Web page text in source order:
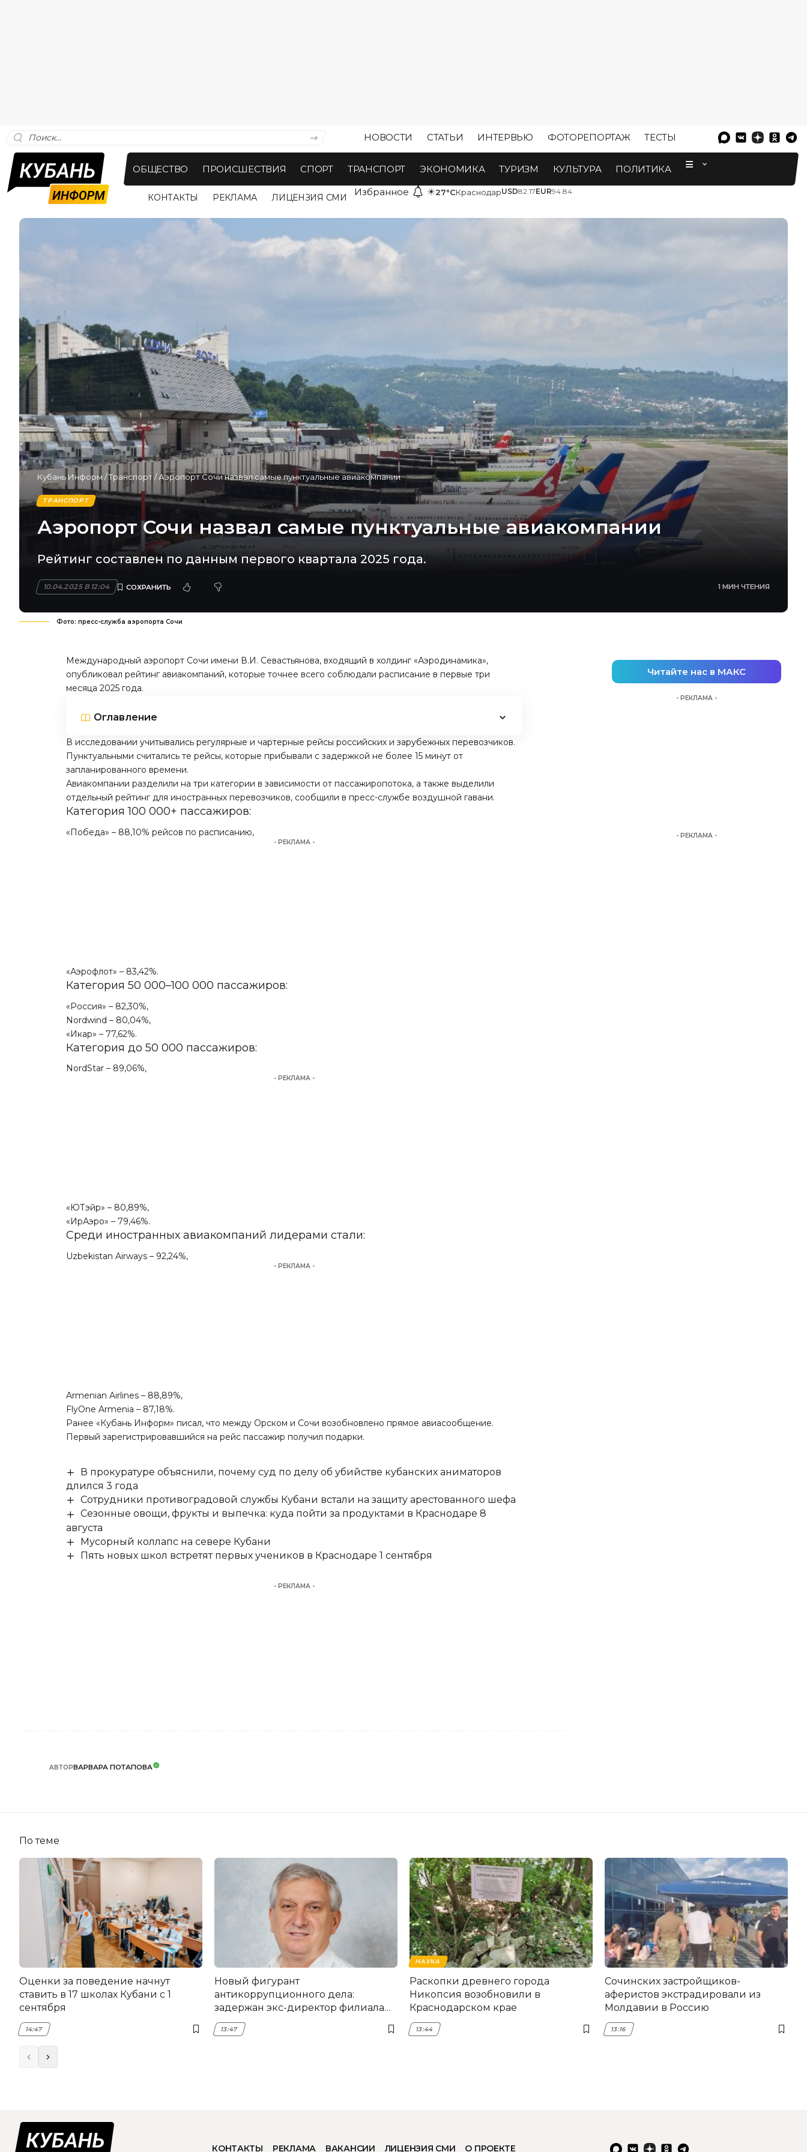
НОВОСТИ СТАТЬИ ИНТЕРВЬЮ ФОТОРЕПОРТАЖ ТЕСТЫ
ОБЩЕСТВО ПРОИСШЕСТВИЯ СПОРТ ТРАНСПОРТ ЭКОНОМИКА ТУРИЗМ КУЛЬТУРА ПОЛИТИКА
КОНТАКТЫ РЕКЛАМА ЛИЦЕНЗИЯ СМИ Избранное ☀27°CКраснодарUSD82.17EUR94.84
Кубань Информ /Транспорт/Аэропорт Сочи назвал самые пунктуальные авиакомпании
ТРАНСПОРТ
Аэропорт Сочи назвал самые пунктуальные авиакомпании
Рейтинг составлен по данным первого квартала 2025 года.
10.04.2025 В 12:04 1 МИН ЧТЕНИЯ
Фото: пресс-служба аэропорта Сочи
Международный аэропорт Сочи имени В.И. Севастьянова, входящий в холдинг «Аэродинамика»,
опубликовал рейтинг авиакомпаний, которые точнее всего соблюдали расписание в первые три
месяца 2025 года.
Оглавление
В исследовании учитывались регулярные и чартерные рейсы российских и зарубежных перевозчиков.
Пунктуальными считались те рейсы, которые прибывали с задержкой не более 15 минут от
запланированного времени.
Авиакомпании разделили на три категории в зависимости от пассажиропотока, а также выделили
отдельный рейтинг для иностранных перевозчиков, сообщили в пресс-службе воздушной гавани.
Категория 100 000+ пассажиров:
«Победа» – 88,10% рейсов по расписанию,
- РЕКЛАМА -
«Аэрофлот» – 83,42%.
Категория 50 000–100 000 пассажиров:
«Россия» – 82,30%,
Nordwind – 80,04%,
«Икар» – 77,62%.
Категория до 50 000 пассажиров:
NordStar – 89,06%,
- РЕКЛАМА -
«ЮТэйр» – 80,89%,
«ИрАэро» – 79,46%.
Среди иностранных авиакомпаний лидерами стали:
Uzbekistan Airways – 92,24%,
- РЕКЛАМА -
Armenian Airlines – 88,89%,
FlyOne Armenia – 87,18%.
Ранее «Кубань Информ» писал, что между Орском и Сочи возобновлено прямое авиасообщение.
Первый зарегистрировавшийся на рейс пассажир получил подарки.
В прокуратуре объяснили, почему суд по делу об убийстве кубанских аниматоров
длился 3 года
Сотрудники противоградовой службы Кубани встали на защиту арестованного шефа
Сезонные овощи, фрукты и выпечка: куда пойти за продуктами в Краснодаре 8
августа
Мусорный коллапс на севере Кубани
Пять новых школ встретят первых учеников в Краснодаре 1 сентября
- РЕКЛАМА -
АВТОРВАРВАРА ПОТАПОВА
Читайте нас в МАКС
- РЕКЛАМА -
- РЕКЛАМА -
По теме
Оценки за поведение начнут
ставить в 17 школах Кубани с 1
сентября
14:47
Новый фигурант
антикоррупционного дела:
задержан экс-директор филиала
НЭСК Крымска
13:47
НАУКА
Раскопки древнего города
Никопсия возобновили в
Краснодарском крае
13:44
Сочинских застройщиков-
аферистов экстрадировали из
Молдавии в Россию
13:16
КОНТАКТЫ РЕКЛАМА ВАКАНСИИ ЛИЦЕНЗИЯ СМИ О ПРОЕКТЕ